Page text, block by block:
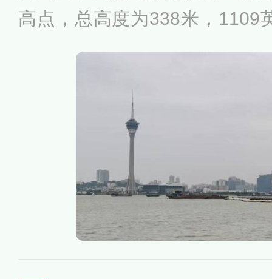
高点，总高度为338米，1109
游塔主观光层位于离地面
塔，是世界高塔联盟的成员之